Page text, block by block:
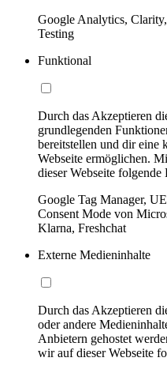
Google Analytics,
Testing
Funktional
Durch das Akzeptieren
grundlegenden
bereitstellen und dir eine
Webseite ermöglichen.
dieser Webseite folgende
Google Tag Manager,
Consent Mode von
Klarna, Freshchat
Externe Medieninhalte
Durch das Akzeptieren
oder andere
Anbietern gehostet
wir auf dieser Webseite